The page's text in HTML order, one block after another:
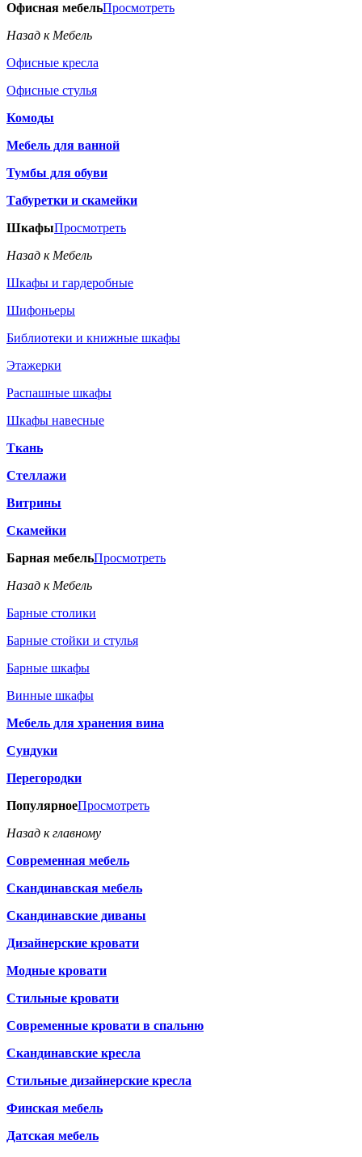
Офисная мебельПросмотреть
Назад к Мебель
Офисные кресла
Офисные стулья
Комоды
Мебель для ванной
Тумбы для обуви
Табуретки и скамейки
ШкафыПросмотреть
Назад к Мебель
Шкафы и гардеробные
Шифоньеры
Библиотеки и книжные шкафы
Этажерки
Распашные шкафы
Шкафы навесные
Ткань
Стеллажи
Витрины
Скамейки
Барная мебельПросмотреть
Назад к Мебель
Барные столики
Барные стойки и стулья
Барные шкафы
Винные шкафы
Мебель для хранения вина
Сундуки
Перегородки
ПопулярноеПросмотреть
Назад к главному
Современная мебель
Скандинавская мебель
Скандинавские диваны
Дизайнерские кровати
Модные кровати
Стильные кровати
Современные кровати в спальню
Скандинавские кресла
Стильные дизайнерские кресла
Финская мебель
Датская мебель